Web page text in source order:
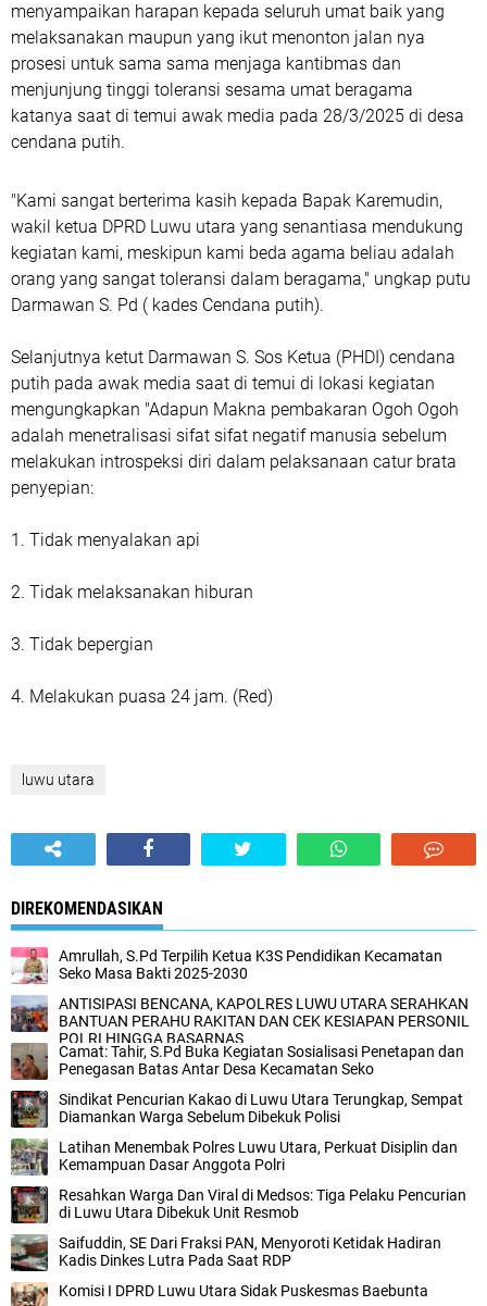
menyampaikan harapan kepada seluruh umat baik yang
melaksanakan maupun yang ikut menonton jalan nya
prosesi untuk sama sama menjaga kantibmas dan
menjunjung tinggi toleransi sesama umat beragama
katanya saat di temui awak media pada 28/3/2025 di desa
cendana putih.
"Kami sangat berterima kasih kepada Bapak Karemudin,
wakil ketua DPRD Luwu utara yang senantiasa mendukung
kegiatan kami, meskipun kami beda agama beliau adalah
orang yang sangat toleransi dalam beragama," ungkap putu
Darmawan S. Pd ( kades Cendana putih).
Selanjutnya ketut Darmawan S. Sos Ketua (PHDI) cendana
putih pada awak media saat di temui di lokasi kegiatan
mengungkapkan "Adapun Makna pembakaran Ogoh Ogoh
adalah menetralisasi sifat sifat negatif manusia sebelum
melakukan introspeksi diri dalam pelaksanaan catur brata
penyepian:
1. Tidak menyalakan api
2. Tidak melaksanakan hiburan
3. Tidak bepergian
4. Melakukan puasa 24 jam. (Red)
luwu utara
DIREKOMENDASIKAN
Amrullah, S.Pd Terpilih Ketua K3S Pendidikan Kecamatan
Seko Masa Bakti 2025-2030
ANTISIPASI BENCANA, KAPOLRES LUWU UTARA SERAHKAN
BANTUAN PERAHU RAKITAN DAN CEK KESIAPAN PERSONIL
POLRI HINGGA BASARNAS
Camat: Tahir, S.Pd Buka Kegiatan Sosialisasi Penetapan dan
Penegasan Batas Antar Desa Kecamatan Seko
Sindikat Pencurian Kakao di Luwu Utara Terungkap, Sempat
Diamankan Warga Sebelum Dibekuk Polisi
Latihan Menembak Polres Luwu Utara, Perkuat Disiplin dan
Kemampuan Dasar Anggota Polri
Resahkan Warga Dan Viral di Medsos: Tiga Pelaku Pencurian
di Luwu Utara Dibekuk Unit Resmob
Saifuddin, SE Dari Fraksi PAN, Menyoroti Ketidak Hadiran
Kadis Dinkes Lutra Pada Saat RDP
Komisi I DPRD Luwu Utara Sidak Puskesmas Baebunta